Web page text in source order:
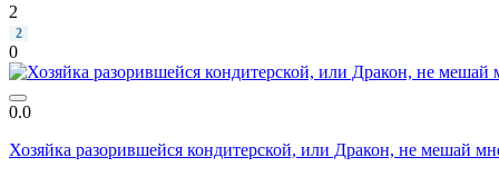
2
2
0
0.0
Хозяйка разорившейся кондитерской, или Дракон, не мешай